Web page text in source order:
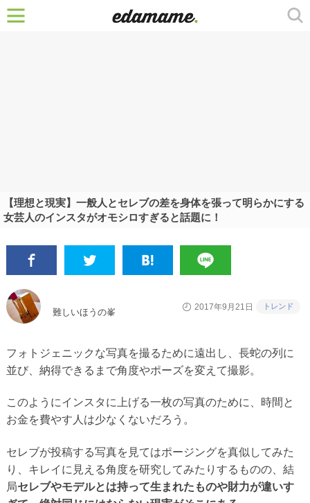
【理想と現実】一般人とセレブの差を身体を張って明らかにする
女芸人のインスタがオモシロすぎると話題に！
難しいほうの峯
2017年9月21日 トレンド
フォトジェニックな写真を撮るために遠出し、長蛇の列に
並び、納得できるまで角度やポーズを変えて撮影。
このようにインスタに上げる一枚の写真のために、時間と
お金を費やす人は少なくないだろう。
セレブが投稿する写真を見てはポージングを真似してみた
り、キレイに見える角度を研究してみたりするものの、結
局セレブやモデルとは持って生まれたものや財力が違いす